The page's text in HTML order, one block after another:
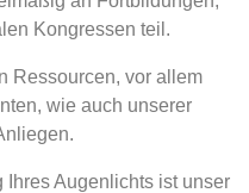
Kongressen teil.
Ressourcen, vor allem
wie auch unserer
Ihres Augenlichts ist unser